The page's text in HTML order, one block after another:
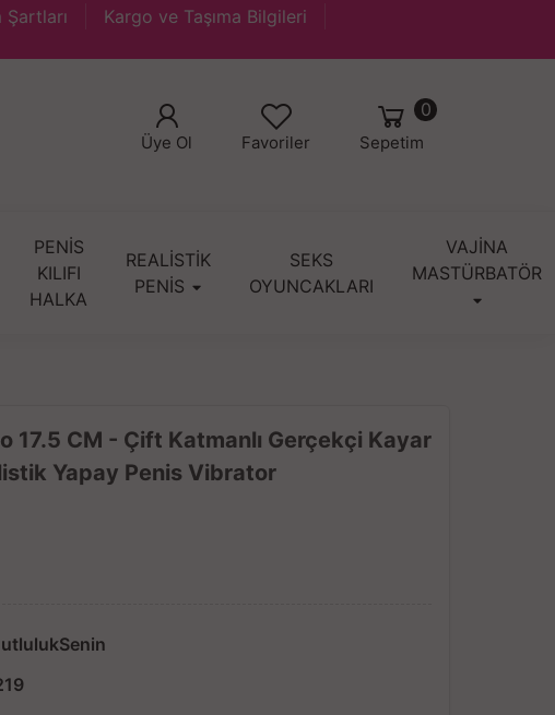
Şartları
Kargo ve Taşıma Bilgileri
Sepetim
0
Favoriler
Üye Ol
PENİS
KILIFI
HALKA
REALİSTİK
PENİS
SEKS
OYUNCAKLARI
VAJİNA
MASTÜRBATÖR
17.5 CM - Çift Katmanlı Gerçekçi Kayar
Yapay Penis Vibrator